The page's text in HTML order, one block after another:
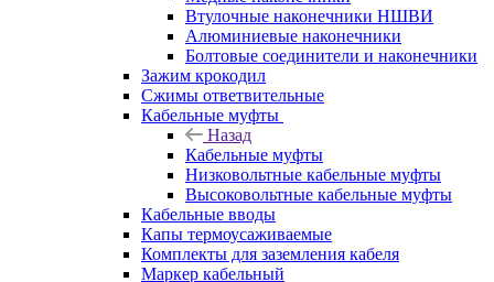
Втулочные наконечники НШВИ
Алюминиевые наконечники
Болтовые соединители и наконечники
Зажим крокодил
Сжимы ответвительные
Кабельные муфты
Назад
Кабельные муфты
Низковольтные кабельные муфты
Высоковольтные кабельные муфты
Кабельные вводы
Капы термоусаживаемые
Комплекты для заземления кабеля
Маркер кабельный